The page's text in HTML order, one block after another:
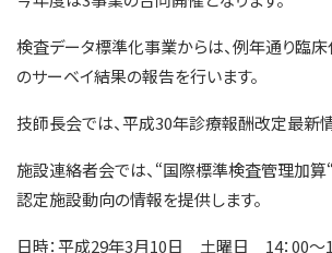
検査データ標準化事業からは、例年通り臨床化学・血液検査項目
のサーベイ結果の報告を行います。
技師長会では、平成30年診療報酬改定最新
施設連絡者会では、“国際標準検査管理加算“新設後のISO15189
認定施設動向の情報を提供します。
日時：平成29年3月10日 土曜日 14：00～16：45（受付13：30